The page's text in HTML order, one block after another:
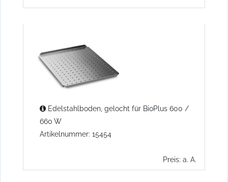
Edelstahlboden, gelocht für BioPlus 600 /
660 W
Artikelnummer: 15454
Preis: a. A.